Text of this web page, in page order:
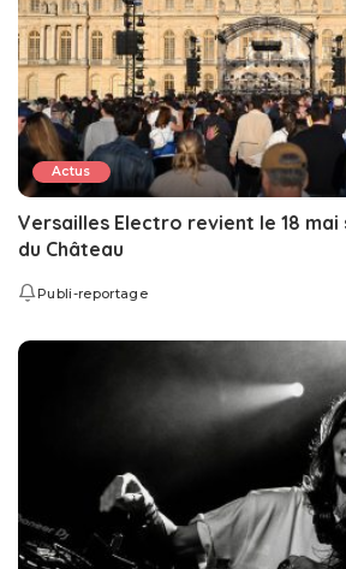
Actus
Versailles Electro revient le 18
du Château
Publi-reportage